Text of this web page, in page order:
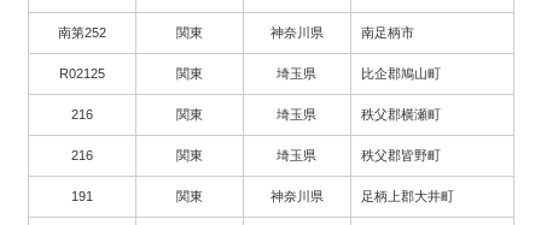
南第252 関東 神奈川県 南足柄市
R02125 関東 埼玉県 比企郡鳩山町
216 関東 埼玉県 秩父郡横瀬町
216 関東 埼玉県 秩父郡皆野町
191 関東 神奈川県 足柄上郡大井町